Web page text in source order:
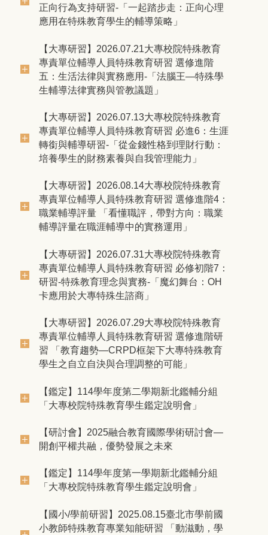
正向行為支持研習-「一起踏步走：正向心理
應用在特殊教育學生的輔導策略」
【大專研習】2026.07.21大專校院特殊教育
專責單位輔導人員特殊教育研習 選修進階
五：生活法律與實務應用-「法腦王—特殊學
生輔導法律實務與管教議題」
【大專研習】2026.07.13大專校院特殊教育
專責單位輔導人員特殊教育研習 必進6：生涯
轉銜與輔導研習-「從金錢性格到理財行動：
培養學生的財務素養與自我管理能力」
【大專研習】2026.08.14大專校院特殊教育
專責單位輔導人員特殊教育研習 選修進階4：
職業輔導評量 「看懂職評，帶對方向：職業
輔導評量在職涯輔導中的實務運用」
【大專研習】2026.07.31大專校院特殊教育
專責單位輔導人員特殊教育研習 必修初階7：
研習-特殊教育理念與實務-「魔幻舞台：OH
卡應用於大專特殊生諮商」
【大專研習】2026.07.29大專校院特殊教育
專責單位輔導人員特殊教育研習 選修進階研
習 「教育趨勢—CRPD框架下大專特殊教育
學生之自立自決與合理調整的可能」
【鑑定】114學年度第二學期新北鑑輔分組
「大專校院特殊教育學生鑑定說明會」
【研討會】2025融合教育國際學術研討會—
開創平權共融，優勢發展之未來
【鑑定】114學年度第一學期新北鑑輔分組
「大專校院特殊教育學生鑑定說明會」
【國小/學前研習】2025.08.15臺北市學前國
小教師特殊教育專業知能研習 「動滋動，學